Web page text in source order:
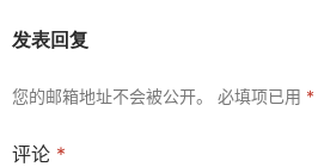
发表回复
您的邮箱地址不会被公开。 必填项已用 *
评论 *